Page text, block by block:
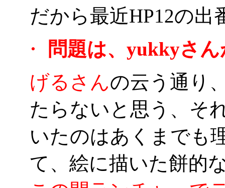
だから最近HP12の
・
問題は、yukkyさ
げるさんの云う通り
たらないと思う、そ
いたのはあくまでも
て、絵に描いた餅的